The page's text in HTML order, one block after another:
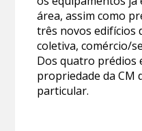
área, assim como
três novos edifícios
coletiva, comércio/
Dos quatro prédios
propriedade da CM
particular.